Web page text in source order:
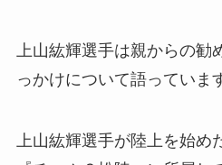
上山紘輝選手は親からの勧
っかけについて語っていま
上山紘輝選手が陸上を始め